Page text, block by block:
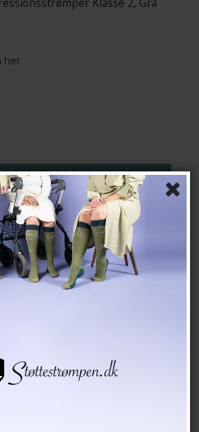
her
Vis produkt